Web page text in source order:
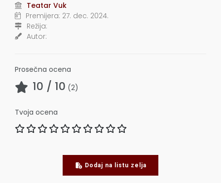
Teatar Vuk
Premijera: 27. dec. 2024.
Režija:
Autor:
Prosečna ocena
10 / 10 (2)
Tvoja ocena
Dodaj na listu zelja